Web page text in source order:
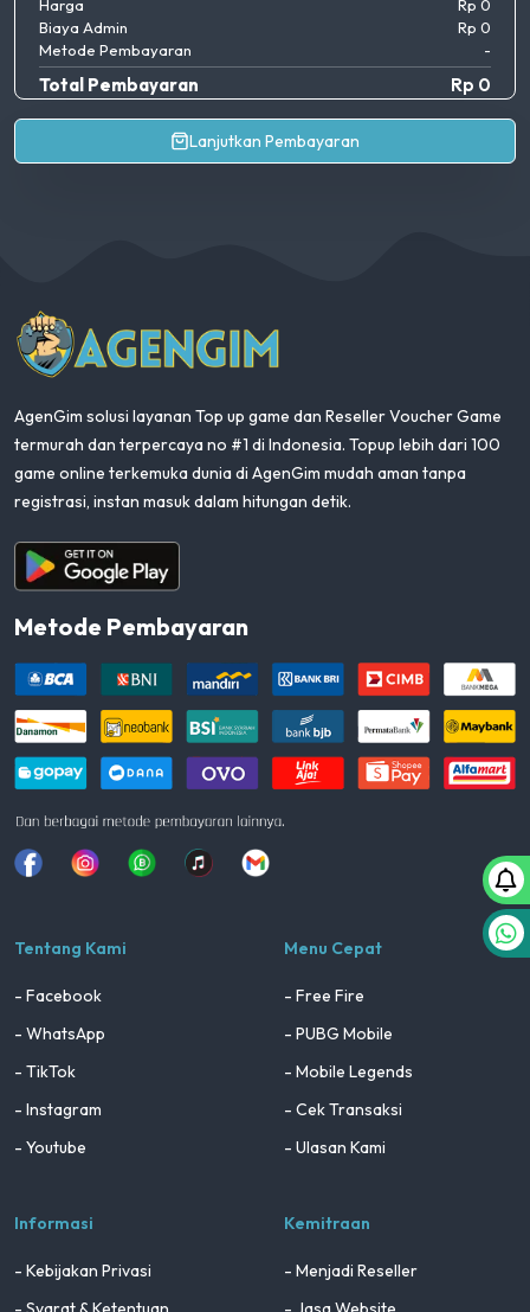
Harga
Rp 0
Biaya Admin
Rp 0
Metode Pembayaran
-
Total Pembayaran Rp 0
Lanjutkan Pembayaran
AgenGim
AgenGim solusi layanan Top up game dan Reseller Voucher Game
termurah dan terpercaya no #1 di Indonesia. Topup lebih dari 100
game online terkemuka dunia di AgenGim mudah aman tanpa
registrasi, instan masuk dalam hitungan detik.
Aplikasi Android
Metode Pembayaran
FacebookInstagramWhatsapp
Tiktok youtube
Tentang Kami
- Facebook
- WhatsApp
- TikTok
- Instagram
- Youtube
Informasi
- Kebijakan Privasi
Menu Cepat
- Free Fire
- PUBG Mobile
- Mobile Legends
- Cek Transaksi
- Ulasan Kami
Kemitraan
- Menjadi Reseller